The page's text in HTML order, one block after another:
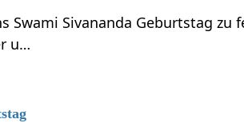
Swami Sivananda Geburtstag zu
u…